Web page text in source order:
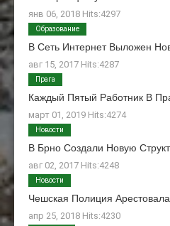
янв 06, 2018 Hits:4297
В Сеть Интернет Выложен
авг 15, 2017 Hits:4287
Образование
Каждый Пятый Работник В
март 01, 2019 Hits:4274
Прага
В Брно Создали Новую
авг 02, 2017 Hits:4248
Новости
Чешская Полиция
апр 25, 2018 Hits:4230
Новости